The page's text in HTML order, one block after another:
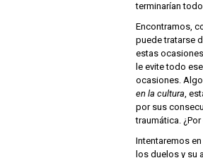
terminarían
Encontramos,
puede tratarse
estas
le evite todo
ocasiones.
en la cultura,
por sus
traumática.
Intentaremos
los duelos y su